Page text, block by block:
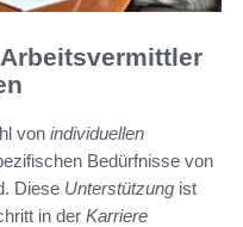
von individuellen
Bedürfnisse von
Diese Unterstützung ist
in der Karriere